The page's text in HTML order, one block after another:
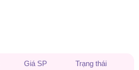
đến
Giá SP
Trạng thái